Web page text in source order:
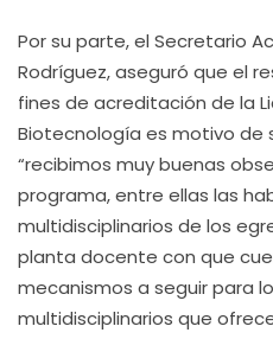
Por su parte, el Secretario
Rodríguez, aseguró que el
fines de acreditación de la
Biotecnología es motivo de
“recibimos muy buenas
programa, entre ellas las
multidisciplinarios de los
planta docente con que
mecanismos a seguir para
multidisciplinarios que